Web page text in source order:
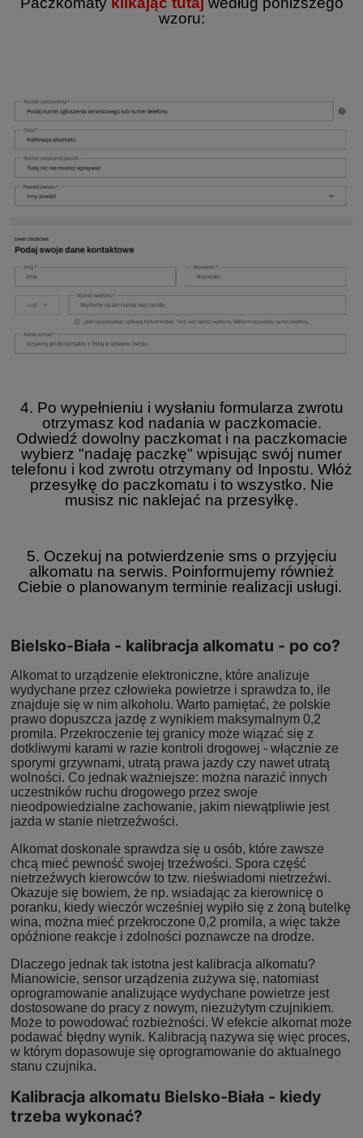
wzoru:
4. Po wypełnieniu i wysłaniu formularza zwrotu
otrzymasz kod nadania w paczkomacie.
Odwiedź dowolny paczkomat i na paczkomacie
wybierz "nadaję paczkę" wpisując swój numer
telefonu i kod zwrotu otrzymany od Inpostu. Włóż
przesyłkę do paczkomatu i to wszystko. Nie
musisz nic naklejać na przesyłkę.
5. Oczekuj na potwierdzenie sms o przyjęciu
alkomatu na serwis. Poinformujemy również
Ciebie o planowanym terminie realizacji usługi.
Bielsko-Biała - kalibracja alkomatu - po co?
Alkomat to urządzenie elektroniczne, które analizuje
wydychane przez człowieka powietrze i sprawdza to, ile
znajduje się w nim alkoholu. Warto pamiętać, że polskie
prawo dopuszcza jazdę z wynikiem maksymalnym 0,2
promila. Przekroczenie tej granicy może wiązać się z
dotkliwymi karami w razie kontroli drogowej - włącznie ze
sporymi grzywnami, utratą prawa jazdy czy nawet utratą
wolności. Co jednak ważniejsze: można narazić innych
uczestników ruchu drogowego przez swoje
nieodpowiedzialne zachowanie, jakim niewątpliwie jest
jazda w stanie nietrzeźwości.
Alkomat doskonale sprawdza się u osób, które zawsze
chcą mieć pewność swojej trzeźwości. Spora część
nietrzeźwych kierowców to tzw. nieświadomi nietrzeźwi.
Okazuje się bowiem, że np. wsiadając za kierownicę o
poranku, kiedy wieczór wcześniej wypiło się z żoną butelkę
wina, można mieć przekroczone 0,2 promila, a więc także
opóźnione reakcje i zdolności poznawcze na drodze.
Dlaczego jednak tak istotna jest kalibracja alkomatu?
Mianowicie, sensor urządzenia zużywa się, natomiast
oprogramowanie analizujące wydychane powietrze jest
dostosowane do pracy z nowym, niezużytym czujnikiem.
Może to powodować rozbieżności. W efekcie alkomat może
podawać błędny wynik. Kalibracją nazywa się więc proces,
w którym dopasowuje się oprogramowanie do aktualnego
stanu czujnika.
Kalibracja alkomatu Bielsko-Biała - kiedy
trzeba wykonać?